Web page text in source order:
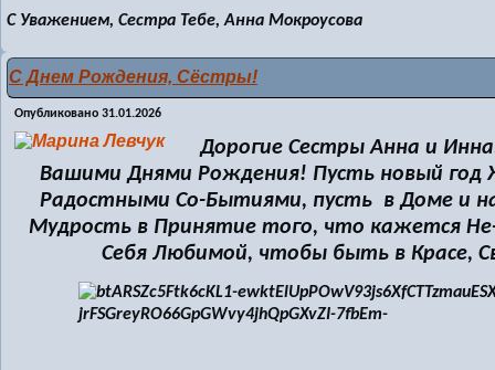
С Уважением, Сестра Тебе, Анна Мокроусова
С Днем Рождения, Сёстры!
Опубликовано 31.01.2026
Дорогие Сестры Анна и
Вашими Днями Рождения! Пусть новый
Радостными Со-Бытиями, пусть в Доме и
Мудрость в Принятие того, что кажется
Себя Любимой, чтобы быть в Красе,